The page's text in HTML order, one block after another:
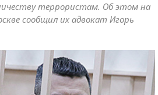
террористам. Об этом на
сообщил их адвокат Игорь